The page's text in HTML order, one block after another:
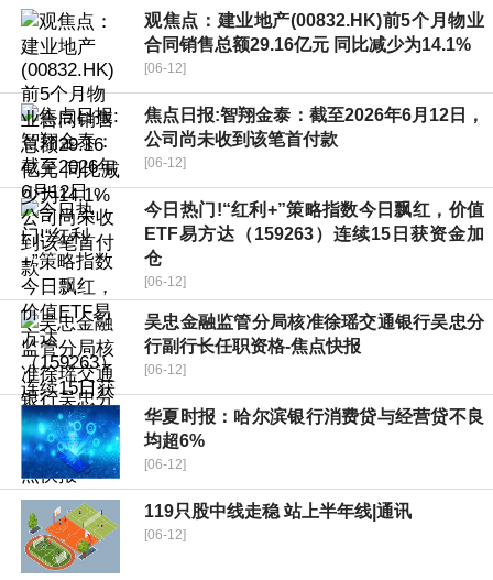
观焦点：建业地产(00832.HK)前5个月物业
合同销售总额29.16亿元 同比减少为14.1%
[06-12]
焦点日报:智翔金泰：截至2026年6月12日，
公司尚未收到该笔首付款
[06-12]
今日热门!“红利+”策略指数今日飘红，价值
ETF易方达（159263）连续15日获资金加
仓
[06-12]
吴忠金融监管分局核准徐瑶交通银行吴忠分
行副行长任职资格-焦点快报
[06-12]
华夏时报：哈尔滨银行消费贷与经营贷不良
均超6%
[06-12]
119只股中线走稳 站上半年线|通讯
[06-12]